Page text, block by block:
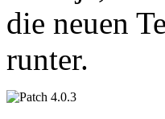
die neuen
runter.